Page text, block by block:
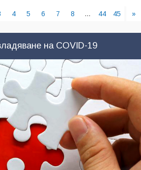
4 5 6 7 8 ... 44 45 »
на COVID-19